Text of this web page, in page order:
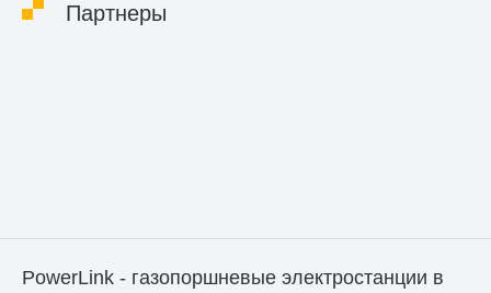
Партнеры
PowerLink - газопоршневые электростанции в